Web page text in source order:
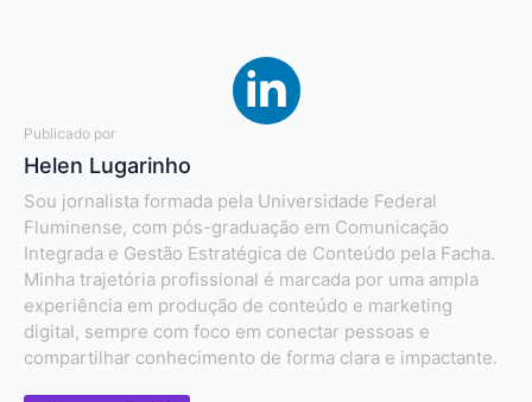
Publicado por
Helen Lugarinho
Sou jornalista formada pela Universidade Federal
Fluminense, com pós-graduação em Comunicação
Integrada e Gestão Estratégica de Conteúdo pela Facha.
Minha trajetória profissional é marcada por uma ampla
experiência em produção de conteúdo e marketing
digital, sempre com foco em conectar pessoas e
compartilhar conhecimento de forma clara e impactante.